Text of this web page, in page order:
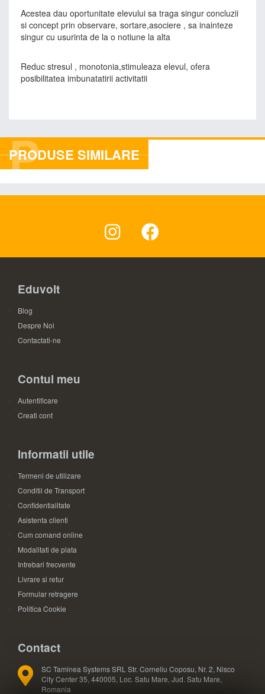
Acestea dau oportunitate elevului sa traga singur concluzii
si concept prin observare, sortare,asociere , sa inainteze
singur cu usurinta de la o notiune la alta
Reduc stresul , monotonia,stimuleaza elevul, ofera
posibilitatea imbunatatirii activitatii
P
PRODUSE SIMILARE
Eduvolt
Blog
Despre Noi
Contactati-ne
Contul meu
Autentificare
Creati cont
Informatii utile
Termeni de utilizare
Conditii de Transport
Confidentialitate
Asistenta clienti
Cum comand online
Modalitati de plata
Intrebari frecvente
Livrare si retur
Formular retragere
Politica Cookie
Contact
SC Taminea Systems SRL Str. Corneliu Coposu, Nr. 2, Nisco
City Center 35, 440005, Loc. Satu Mare, Jud. Satu Mare,
Romania